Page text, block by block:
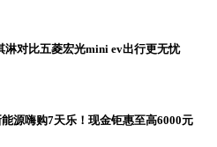
淋对比五菱宏光mini ev出行更无忧
源嗨购7天乐！现金钜惠至高6000元